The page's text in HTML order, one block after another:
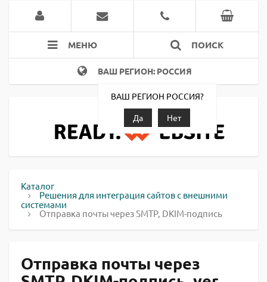
МЕНЮ ПОИСК
ВАШ РЕГИОН: РОССИЯ
ВАШ РЕГИОН РОССИЯ?
Да
Нет
Каталог
Решения для интеграция сайтов с внешними
системами
Отправка почты через SMTP, DKIM-подпись
Отправка почты через